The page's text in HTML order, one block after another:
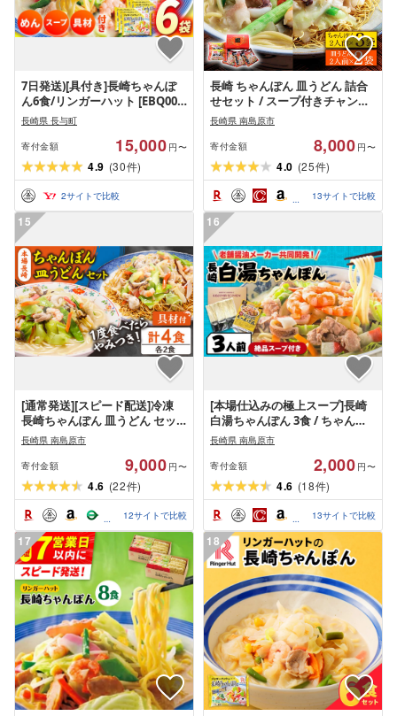
7日発送)[具付き]長崎ちゃんぽ
ん6食/リンガーハット [EBQ001]
ちゃんぽん 麺
長崎県 長与町
寄付金額 15,000 円〜
4.9 (30件)
2サイトで比較
長崎 ちゃんぽん 皿うどん 詰合
せセット / スープ付きチャンポ
ン スープ付き皿うどん 国産 食
べ比べ ギフト プレゼント贈答
用 お手軽 簡単 常温 ちゃんぽん
麺 スープの素 / 南島原市 / 川崎
長崎県 南島原市
寄付金額 8,000 円〜
4.0 (25件)
13サイトで比較
15
[通常発送][スピード配送]冷凍
長崎ちゃんぽん 皿うどん セッ
ト 4食 (チャンポン1食×2、皿ウ
ドン1食×2) / 具入り 冷凍ちゃん
ぽん 冷凍皿うどん ちゃんぽん
チャンポン 長崎 スープ 麺 / 南
島原市 / 狩野食品
長崎県 南島原市
寄付金額 9,000 円〜
4.6 (22件)
12サイトで比較
16
[本場仕込みの極上スープ]長崎
白湯ちゃんぽん 3食 / ちゃんぽ
ん チャンポン 長崎ちゃんぽん
麺 お試し 2000 2000円 2千円 /
南島原市 / こじま製麺
長崎県 南島原市
寄付金額 2,000 円〜
4.6 (18件)
13サイトで比較
17 18